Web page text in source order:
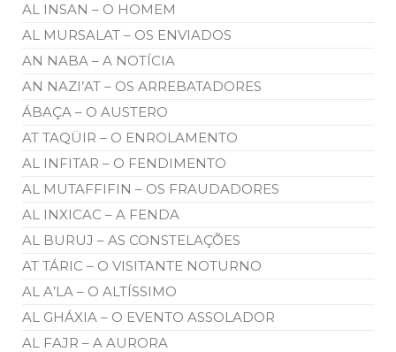
AL INSAN – O HOMEM
AL MURSALAT – OS ENVIADOS
AN NABA – A NOTÍCIA
AN NAZI’AT – OS ARREBATADORES
ÁBAÇA – O AUSTERO
AT TAQÜIR – O ENROLAMENTO
AL INFITAR – O FENDIMENTO
AL MUTAFFIFIN – OS FRAUDADORES
AL INXICAC – A FENDA
AL BURUJ – AS CONSTELAÇÕES
AT TÁRIC – O VISITANTE NOTURNO
AL A’LA – O ALTÍSSIMO
AL GHÁXIA – O EVENTO ASSOLADOR
AL FAJR – A AURORA